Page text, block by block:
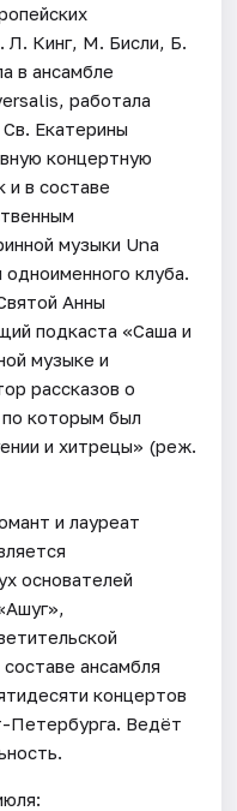
Л. Кинг, М. Бисли, Б.
в ансамбле
работала
Екатерины
концертную
и в составе
музыки Una
клуба.
Анны
подкаста «Саша и
музыке и
рассказов о
которым был
и хитрецы» (реж.
и лауреат
основателей
ансамбля
концертов
Петербурга. Ведёт